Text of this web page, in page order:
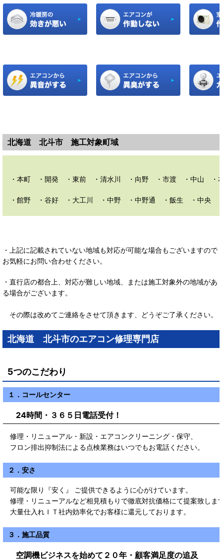
北海道 北斗市 施工対象町域
・本町 ・開発 ・東前 ・清水川 ・向野 ・市渡 ・中山 ・
・館野 ・谷好 ・大工川 ・中野 ・中野通 ・飯生 ・中央
・上記に記載されていない地域も対応が可能な場合もございますので
お気軽にお問い合わせください。
・直行店の都合上、対応が難しい地域、または施工対象外の地域があ
る場合がございます。
その際は改めてご連絡をさせて頂きます、どうぞご了承ください。
北海道 北斗市のエアコン修理専門店
5つのこだわり
１．コールセンター
24時間・３６５日電話受付！
修理・リニューアル・新設・エアコンクリーニング・保守、
フロン排出抑制法による点検業務はいつでもお電話ください。
２．安さ
可能な限り『安く』 ご提供できるように心がけています。
修理・リニューアルなど相見積もりで徹底対抗価格にて提案致しま
大量仕入れＩＴ社内効率化でお客様に還元しております。
３．施工品質
空調機ビジネスを始めて２０年・顧客満足度の追及